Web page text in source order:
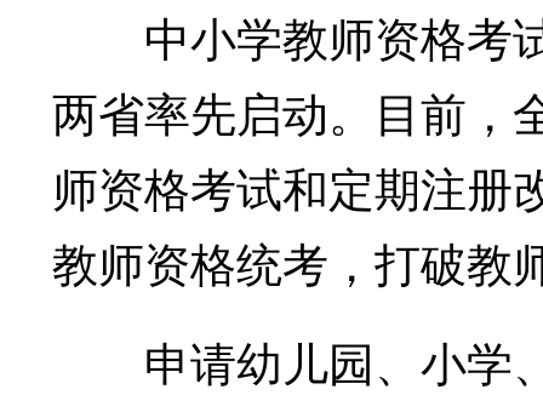
中小学教师资格考试
两省率先启动。目前，
师资格考试和定期注册
教师资格统考，打破教
申请幼儿园、小学、